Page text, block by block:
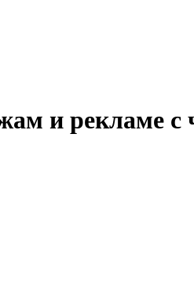
и рекламе с